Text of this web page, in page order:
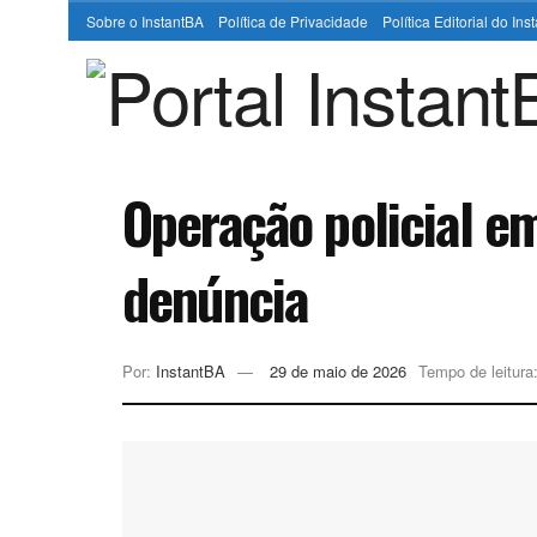
Sobre o InstantBA Política de Privacidade Política Editorial do
Operação policial
denúncia
Por: InstantBA 29 de maio de 2026 Tempo de